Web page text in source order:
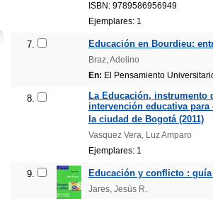
ISBN: 9789586956949
Ejemplares: 1
7. Educación en Bourdieu:
Braz, Adelino
En: El Pensamiento
8.
La Educación, instrumento
intervención educativa
la ciudad de Bogotá (2011)
Vasquez Vera, Luz Amparo
Ejemplares: 1
9. Educación y conflicto :
Jares, Jesús R.